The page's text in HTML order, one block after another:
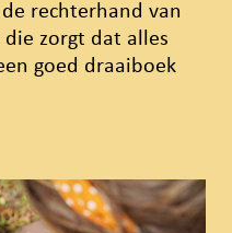
rechterhand van
zorgt dat alles
goed draaiboek